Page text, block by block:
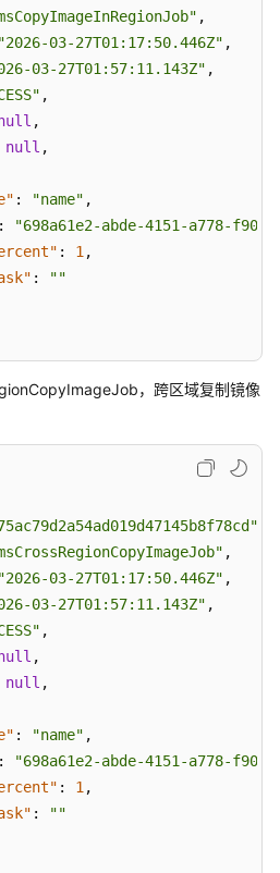
,
"2026-03-27T01:17:50.446Z" ,
03-27T01:57:11.143Z" ,
,
,
null ,
: "name" ,
:
"698a61e2-abde-4151-a778-
: 1 ,
:
""
，跨区域复制镜像
,
"2026-03-27T01:17:50.446Z" ,
03-27T01:57:11.143Z" ,
,
,
null ,
: "name" ,
:
"698a61e2-abde-4151-a778-
: 1 ,
:
""